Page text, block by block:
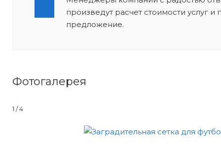
произведут расчет стоимости услуг
предложение.
Фотогалерея
1 / 4